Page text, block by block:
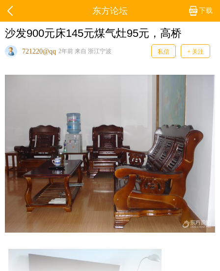
下载
东方论坛
沙发900元床145元煤气灶95元，高桥
721220@qq 2年前 来自 浙江宁波 私信 + 关注